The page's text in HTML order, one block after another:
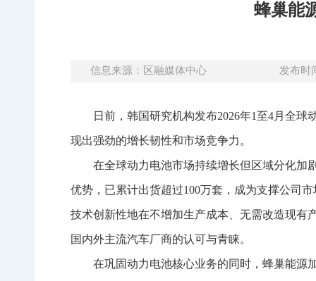
蜂巢能
信息来源：区融媒体中心 发布时
日前，韩国研究机构发布2026年1至4月全
现出强劲的增长韧性和市场竞争力。
在全球动力电池市场持续增长但区域分化加
优势，已累计出货超过100万套，成为支撑公司
技术创新性地在不增加生产成本、无需改造现有
国内外主流汽车厂商的认可与青睐。
在巩固动力电池核心业务的同时，蜂巢能源